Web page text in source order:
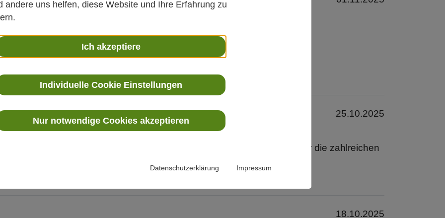
andere uns helfen, diese Website und Ihre Erfahrung zu
Ich akzeptiere
Individuelle Cookie Einstellungen
Nur notwendige Cookies akzeptieren
Datenschutzerklärung Impressum
mir dieser alte Zeitungsausschnitt entgegen.
Gedanken so bedenkenswert, dass er sie ausschnitt und aufhob.
Gedanken an unsere…
25.10.2025
Zusatz, gilt allgemein als Entschuldigung, bzw. Begründung für die zahlreichen
18.10.2025